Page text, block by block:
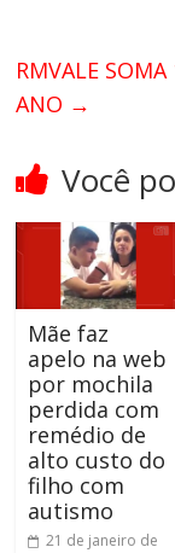
RMVALE
ANO →
Você
Mãe faz
apelo na web
por mochila
perdida com
remédio de
alto custo do
filho com
autismo
21 de janeiro de